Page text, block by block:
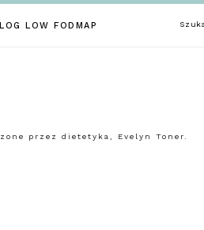
LOW FODMAP Szukaj:
przez dietetyka, Evelyn Toner.